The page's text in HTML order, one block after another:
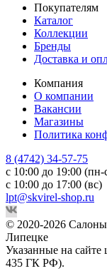
Покупателям
Каталог
Коллекции
Бренды
Доставка и
Компания
О компании
Вакансии
Магазины
Политика
8 (4742) 34-57-75
с 10:00 до 19:00 (пн-
с 10:00 до 17:00 (вс)
lpt@skvirel-shop.ru
© 2020-2026
Липецке
Указанные на сайте
435 ГК РФ).